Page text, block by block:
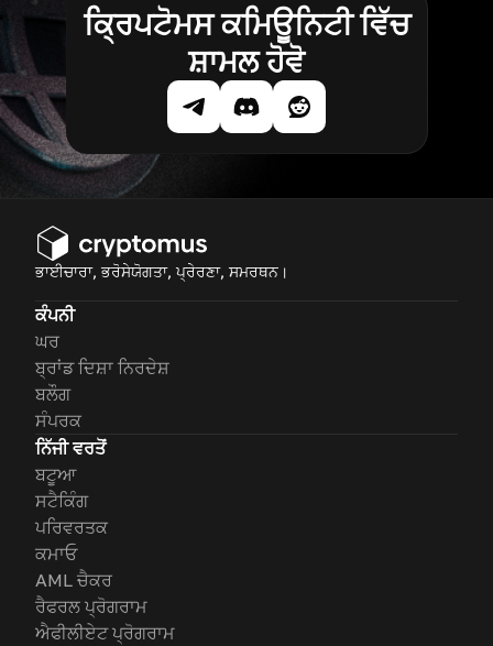
ਕ੍ਰਿਪਟੋਮਸ ਕਮਿਊਨਿਟੀ ਵਿੱਚ
ਸ਼ਾਮਲ ਹੋਵੋ
ਭਾਈਚਾਰਾ, ਭਰੋਸੇਯੋਗਤਾ, ਪ੍ਰੇਰਣਾ, ਸਮਰਥਨ।
ਕੰਪਨੀ
ਘਰ
ਬ੍ਰਾਂਡ ਦਿਸ਼ਾ ਨਿਰਦੇਸ਼
ਬਲੌਗ
ਸੰਪਰਕ
ਨਿੱਜੀ ਵਰਤੋਂ
ਬਟੂਆ
ਸਟੈਕਿੰਗ
ਪਰਿਵਰਤਕ
ਕਮਾਓ
AML ਚੈਕਰ
ਰੈਫਰਲ ਪ੍ਰੋਗਰਾਮ
ਐਫੀਲੀਏਟ ਪ੍ਰੋਗਰਾਮ